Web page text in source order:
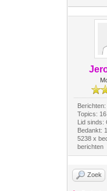
Topics: 16
Lid sinds:
Bedankt:
5238 x
berichten
Zoek